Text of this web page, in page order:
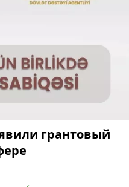
грантовый